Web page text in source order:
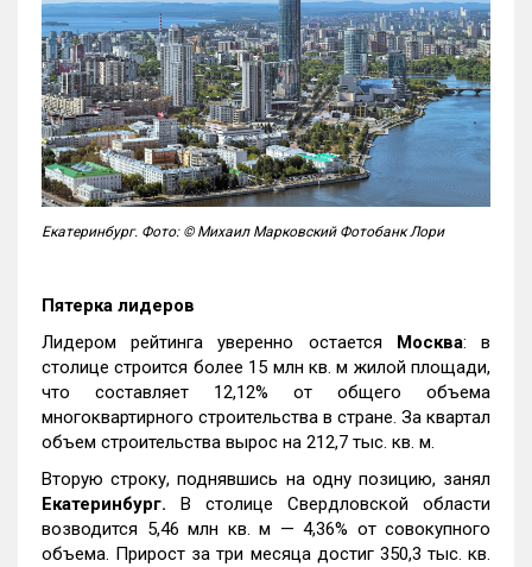
Екатеринбург. Фото: © Михаил Марковский Фотобанк Лори
Пятерка лидеров
Лидером рейтинга уверенно остается Москва: в
столице строится более 15 млн кв. м жилой площади,
что составляет 12,12% от общего объема
многоквартирного строительства в стране. За квартал
объем строительства вырос на 212,7 тыс. кв. м.
Вторую строку, поднявшись на одну позицию, занял
Екатеринбург. В столице Свердловской области
возводится 5,46 млн кв. м — 4,36% от совокупного
объема. Прирост за три месяца достиг 350,3 тыс. кв.